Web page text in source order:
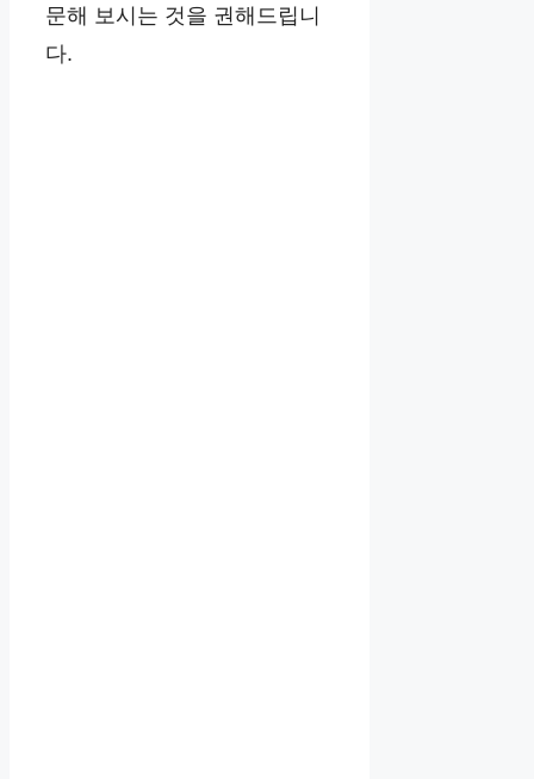
문해 보시는 것을 권해드립니
다.